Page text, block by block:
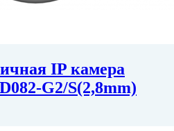
IP камера
G2/S(2,8mm)